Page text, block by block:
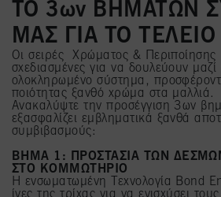
ΤΟ 3ων ΒΗΜΑΤΩΝ
ΜΑΣ ΓΙΑ ΤΟ
Οι σειρές Χρώματος & Περιποίησης
σχεδιασμένες για να δουλεύουν μαζί
ολοκληρωμένο σύστημα,
ποιότητας ξανθό χρώμα στα μαλλιά.
Ανακαλύψτε την προσέγγιση 3ων
εξασφαλίζει εμβληματικά ξανθά
συμβιβασμούς:
ΒΗΜΑ 1: ΠΡΟΣΤΑΣΙΑ ΤΩΝ
ΣΤΟ ΚΟΜΜΩΤΗΡΙΟ
Η ενσωματωμένη Τεχνολογία Bond
ίνες της τρίχας για να ενισχύσει